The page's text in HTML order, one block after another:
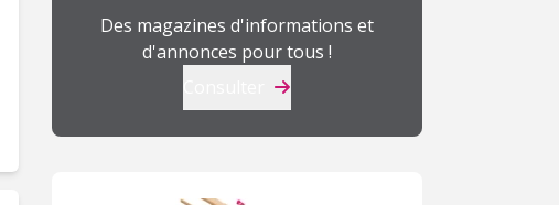
Des magazines d'informations et
d'annonces pour tous !